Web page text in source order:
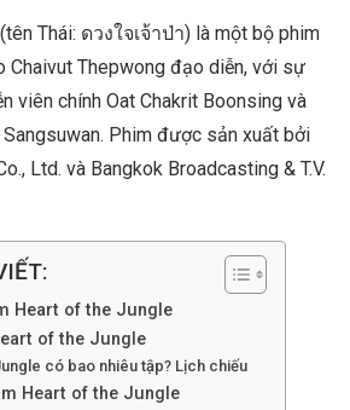
Thái: ดวงใจเจ้าป่า) là một bộ phim
Chaivut Thepwong đạo diễn, với sự
viên chính Oat Chakrit Boonsing và
Phim được sản xuất bởi
Ltd. và Bangkok Broadcasting & T.V.
Heart of the Jungle
of the Jungle
có bao nhiêu tập? Lịch chiếu
Heart of the Jungle